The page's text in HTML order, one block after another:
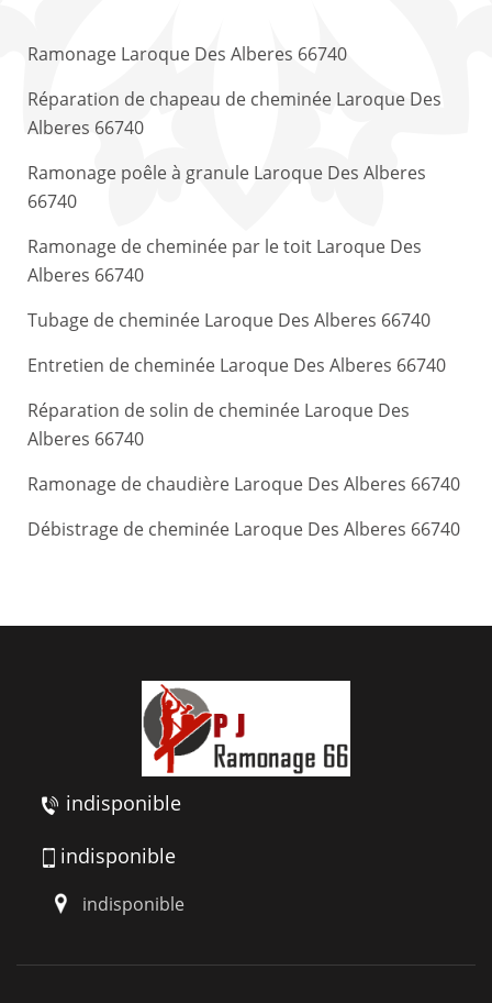
Ramonage Laroque Des Alberes 66740
Réparation de chapeau de cheminée Laroque Des
Alberes 66740
Ramonage poêle à granule Laroque Des Alberes
66740
Ramonage de cheminée par le toit Laroque Des
Alberes 66740
Tubage de cheminée Laroque Des Alberes 66740
Entretien de cheminée Laroque Des Alberes 66740
Réparation de solin de cheminée Laroque Des
Alberes 66740
Ramonage de chaudière Laroque Des Alberes 66740
Débistrage de cheminée Laroque Des Alberes 66740
indisponible
indisponible
indisponible